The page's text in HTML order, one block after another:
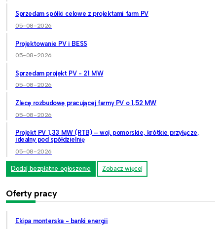
Sprzedam spółki celowe z projektami farm PV
05-08-2026
Projektowanie PV i BESS
05-08-2026
Sprzedam projekt PV - 21 MW
05-08-2026
Zlecę rozbudowę pracującej farmy PV o 1,52 MW
05-08-2026
Projekt PV 1,33 MW (RTB) – woj. pomorskie, krótkie przyłącze,
idealny pod spółdzielnię
05-08-2026
Dodaj bezpłatne ogłoszenie Zobacz więcej
Oferty pracy
Ekipa monterska - banki energii